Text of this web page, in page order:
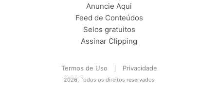
Anuncie Aqui
Feed de Conteúdos
Selos gratuitos
Assinar Clipping
Termos de Uso Privacidade
2026, Todos os direitos reservados